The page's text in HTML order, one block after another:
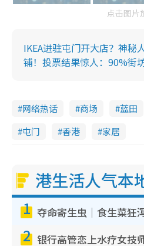
点击图片
IKEA进驻屯门开大店？神秘
铺！投票结果惊人：90%街
网络热话 商场 蓝田
屯门
香港 家居
港生活人气本
1
2